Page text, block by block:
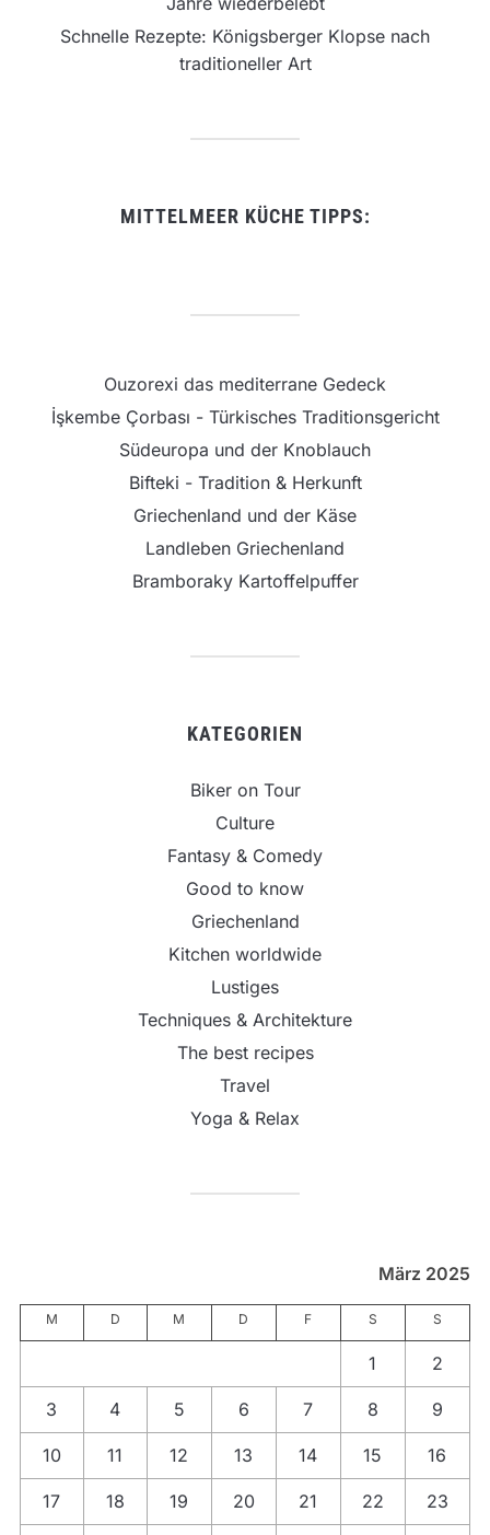
Schnelle Rezepte: Königsberger Klopse nach
traditioneller Art
MITTELMEER KÜCHE TIPPS:
Ouzorexi das mediterrane Gedeck
İşkembe Çorbası - Türkisches Traditionsgericht
Südeuropa und der Knoblauch
Bifteki - Tradition & Herkunft
Griechenland und der Käse
Landleben Griechenland
Bramboraky Kartoffelpuffer
KATEGORIEN
Biker on Tour
Culture
Fantasy & Comedy
Good to know
Griechenland
Kitchen worldwide
Lustiges
Techniques & Architekture
The best recipes
Travel
Yoga & Relax
März 2025
M D M D F S S
1 2
3 4 5 6 7 8 9
10 11 12 13 14 15 16
17 18 19 20 21 22 23